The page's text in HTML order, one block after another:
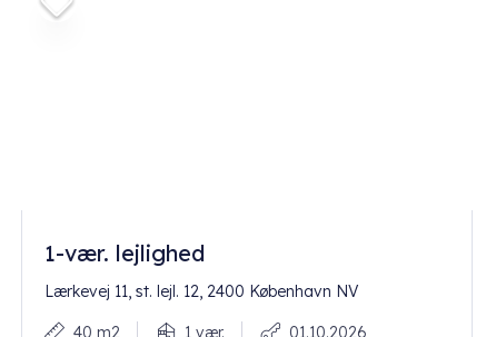
1-vær. lejlighed
Lærkevej 11, st. lejl. 12, 2400 København NV
40 m2 1 vær. 01.10.2026